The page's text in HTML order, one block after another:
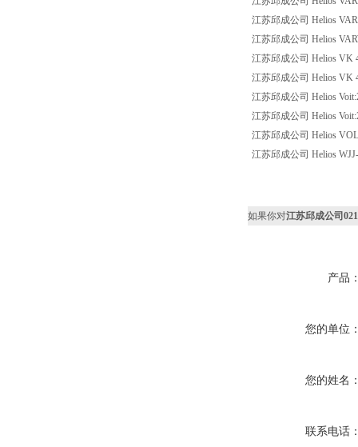
江苏邱成公司 Helios
江苏邱成公司 Helios
江苏邱成公司 Helios VK
江苏邱成公司 Helios VK
江苏邱成公司 Helios
江苏邱成公司 Helios
江苏邱成公司 Helios
江苏邱成公司 Helios
如果你对江苏邱成公司
产品
您的单位
您的姓名
联系电话